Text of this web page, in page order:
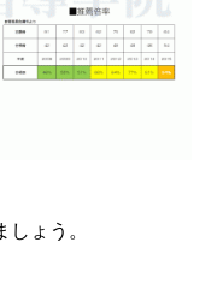
ょう。